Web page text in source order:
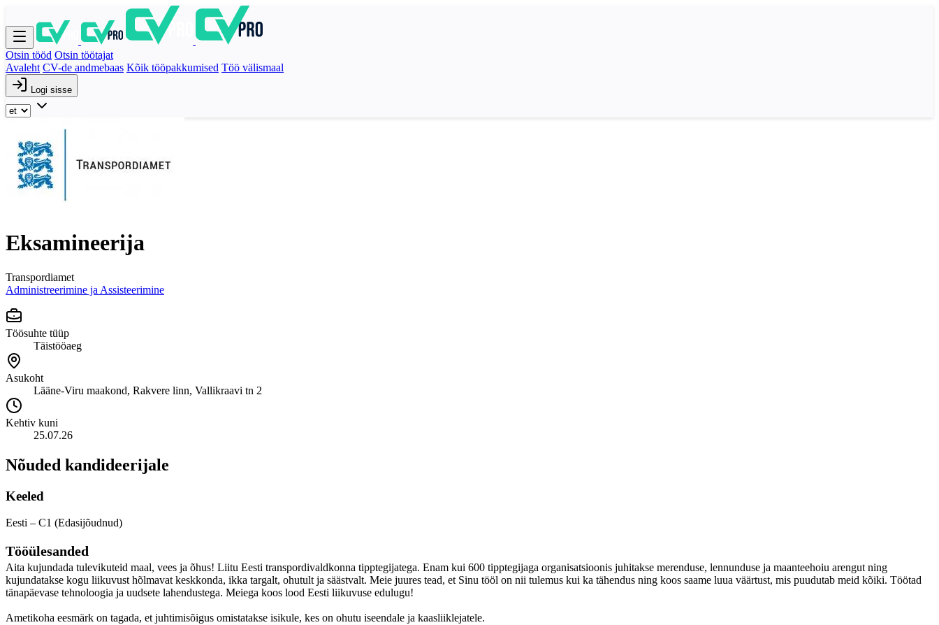
Otsin tööd Otsin töötajat
Avaleht CV-de andmebaas Kõik tööpakkumised Töö välismaal
Logi sisse
Eksamineerija
Transpordiamet
Administreerimine ja Assisteerimine
Töösuhte tüüp
Täistööaeg
Asukoht
Lääne-Viru maakond, Rakvere linn, Vallikraavi tn 2
Kehtiv kuni
25.07.26
Nõuded kandideerijale
Keeled
Eesti – C1 (Edasijõudnud)
Tööülesanded
Aita kujundada tulevikuteid maal, vees ja õhus! Liitu Eesti transpordivaldkonna tipptegijatega. Enam kui 600 tipptegijaga organisatsioonis juhitakse merenduse, lennunduse ja maanteehoiu arengut ning
kujundatakse kogu liikuvust hõlmavat keskkonda, ikka targalt, ohutult ja säästvalt. Meie juures tead, et Sinu tööl on nii tulemus kui ka tähendus ning koos saame luua väärtust, mis puudutab meid kõiki. Töötad
tänapäevase tehnoloogia ja uudsete lahendustega. Meiega koos lood Eesti liikuvuse edulugu!
Ametikoha eesmärk on tagada, et juhtimisõigus omistatakse isikule, kes on ohutu iseendale ja kaasliiklejatele.